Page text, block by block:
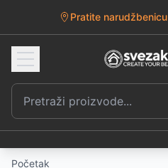
Pratite narudžbenicu
Početak